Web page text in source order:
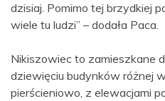
dzisiaj. Pomimo tej brzydkiej
wiele tu ludzi” – dodała Paca.
Nikiszowiec to zamieszkane
dziewięciu budynków różnej
pierścieniowo, z elewacjami